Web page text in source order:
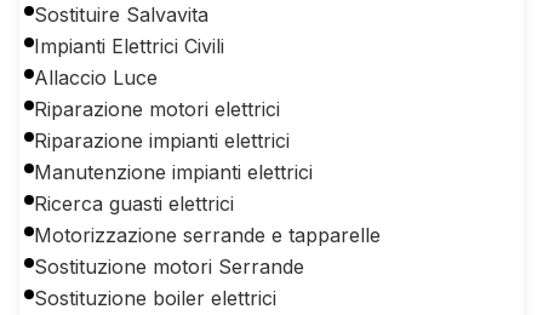
Sostituire Salvavita
Impianti Elettrici Civili
Allaccio Luce
Riparazione motori elettrici
Riparazione impianti elettrici
Manutenzione impianti elettrici
Ricerca guasti elettrici
Motorizzazione serrande e tapparelle
Sostituzione motori Serrande
Sostituzione boiler elettrici